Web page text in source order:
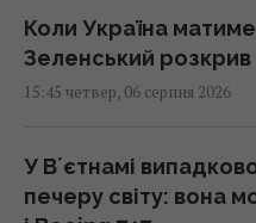
Коли Україна
Зеленський розкрив
15:45 четвер, 06 серпня 2026
У Вʼєтнамі
печеру світу: вона